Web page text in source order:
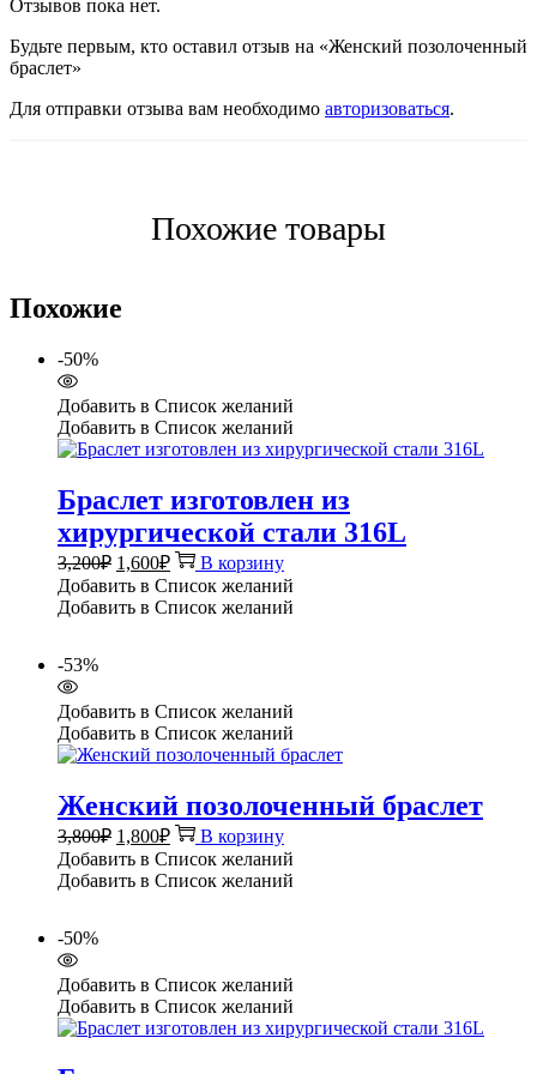
Отзывов пока нет.
Будьте первым, кто оставил отзыв на «Женский позолоченный
браслет»
Для отправки отзыва вам необходимо авторизоваться.
Похожие товары
Похожие
-50%
Добавить в Список желаний
Добавить в Список желаний
Браслет изготовлен из
хирургической стали 316L
3,200₽ Первоначальная
цена
составляла
1,600₽Текущая
цена:
1,600₽.
В корзину
Добавить в Список желаний
Добавить в Список желаний
-53%
Добавить в Список желаний
Добавить в Список желаний
Женский позолоченный браслет
3,800₽ Первоначальная
цена
составляла
1,800₽Текущая
цена:
1,800₽.
В корзину
Добавить в Список желаний
Добавить в Список желаний
-50%
Добавить в Список желаний
Добавить в Список желаний